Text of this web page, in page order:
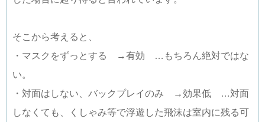
そこから考えると、
・マスクをずっとする →有効 …もちろん絶対ではな
い。
・対面はしない、バックプレイのみ →効果低 …対面
しなくても、くしゃみ等で浮遊した飛沫は室内に残る可